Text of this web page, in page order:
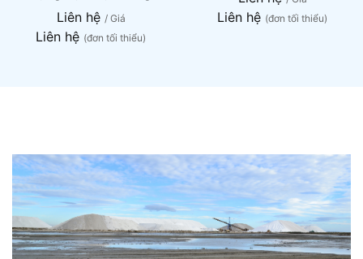
Liên hệ / Giá
Liên hệ (đơn tối thiểu)
Liên hệ (đơn tối thiểu)